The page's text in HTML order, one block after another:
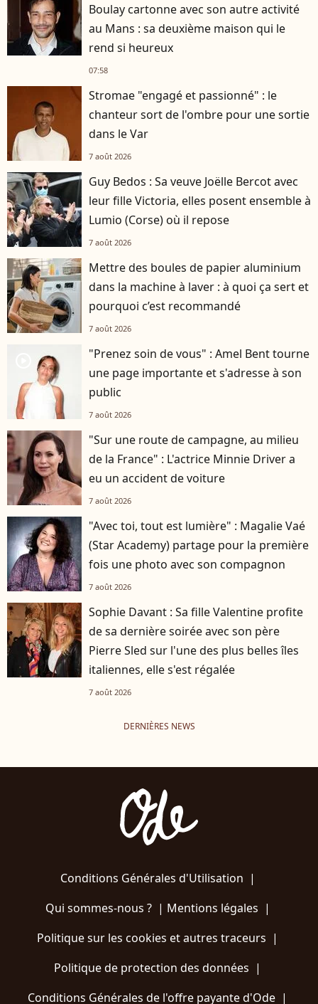
Boulay cartonne avec son autre activité
au Mans : sa deuxième maison qui le
rend si heureux
07:58
Stromae "engagé et passionné" : le
chanteur sort de l'ombre pour une sortie
dans le Var
7 août 2026
Guy Bedos : Sa veuve Joëlle Bercot avec
leur fille Victoria, elles posent ensemble à
Lumio (Corse) où il repose
7 août 2026
Mettre des boules de papier aluminium
dans la machine à laver : à quoi ça sert et
pourquoi c’est recommandé
7 août 2026
"Prenez soin de vous" : Amel Bent tourne
une page importante et s'adresse à son
public
7 août 2026
"Sur une route de campagne, au milieu
de la France" : L'actrice Minnie Driver a
eu un accident de voiture
7 août 2026
"Avec toi, tout est lumière" : Magalie Vaé
(Star Academy) partage pour la première
fois une photo avec son compagnon
7 août 2026
Sophie Davant : Sa fille Valentine profite
de sa dernière soirée avec son père
Pierre Sled sur l'une des plus belles îles
italiennes, elle s'est régalée
7 août 2026
DERNIÈRES NEWS
Conditions Générales d'Utilisation |
Qui sommes-nous ?| Mentions légales |
Politique sur les cookies et autres traceurs |
Politique de protection des données |
Conditions Générales de l'offre payante d'Ode |